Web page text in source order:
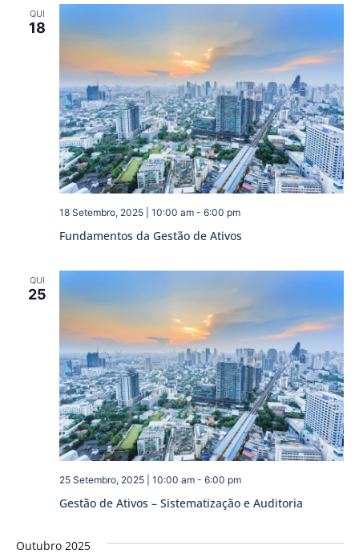
QUI
18
Fundamentos da Gestão de Ativos
18 Setembro, 2025 | 10:00 am- 6:00 pm
QUI
25
Gestão de Ativos – Sistematização e Auditoria
25 Setembro, 2025 | 10:00 am- 6:00 pm
Outubro 2025